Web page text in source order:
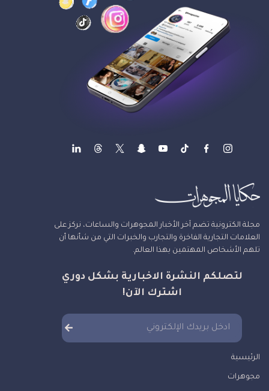
مجلة الكترونية تضم آخر الأخبار المجوهرات والساعات، نركز على
العلامات التجارية الفاخرة والتجارب والخبرات التي من شأنها أن
تلهم الأشخاص المهتمين بهذا العالم.
لتصلكم النشرة الاخبارية بشكل دوري
اشترك الآن!
الرئيسية
مجوهرات